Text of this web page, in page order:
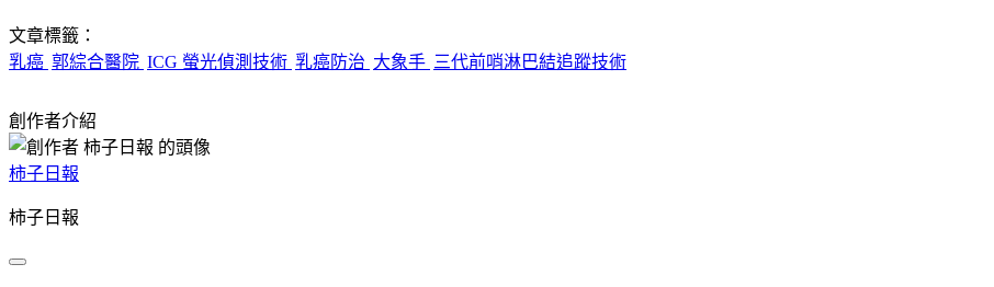
文章標籤：
乳癌 郭綜合醫院 ICG 螢光偵測技術 乳癌防治 大象手 三代前哨淋巴結追蹤技術
創作者介紹
柿子日報
柿子日報